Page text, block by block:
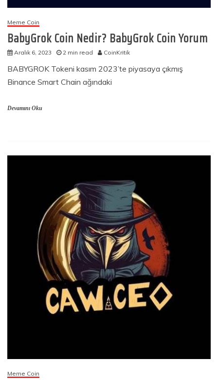
Meme Coin
BabyGrok Coin Nedir? BabyGrok Coin Yorum
Aralık 6, 2023 2 min read CoinKritik
BABYGROK Tokeni kasım 2023’te piyasaya çıkmış
Binance Smart Chain ağındaki
Devamını Oku
Meme Coin